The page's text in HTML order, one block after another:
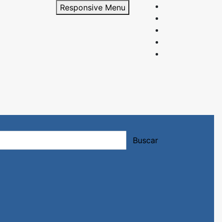
Responsive Menu
y entrenamiento.
Buscar